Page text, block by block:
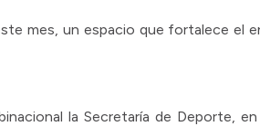
mes, un espacio que fortalece el
la Secretaría de Deporte,